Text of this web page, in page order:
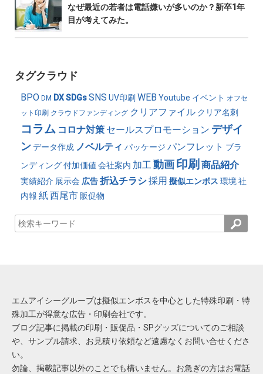
なぜ最近の若者は電話嫌いが多いのか？新卒1年
目が考えてみた。
タグクラウド
BPO DM DXSDGsSNS UV印刷 WEB Youtube イベント オフセ
ット印刷 クラウドファンディング クリアファイル クリア名刺
コラム コロナ対策 セールスプロモーション デザイ
ンデータ作成 ノベルティ パッケージ パンフレット ブラ
ンディング付加価値 会社案内 加工動画印刷 商品紹介
実績紹介 展示会 広告折込チラシ採用 擬似エンボス 環境社
内報 紙西尾市販促物
エムアイシーグループは擬似エンボスを中心とした特殊印刷・特
殊加工が得意な広告・印刷会社です。
ブログ記事に掲載の印刷・販促品・SPグッズについてのご相談
や、サンプル請求、お見積り依頼など遠慮なくお問い合せくださ
い。
勿論、掲載記事以外のことでも構いません。お急ぎの方はお電話